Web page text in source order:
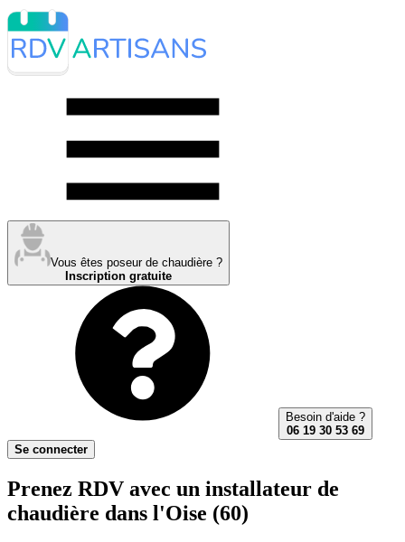
Vous êtes poseur de chaudière ?
Inscription gratuite
Besoin d'aide ?
06 19 30 53 69
Se connecter
Prenez RDV avec un installateur de
chaudière dans l'Oise (60)